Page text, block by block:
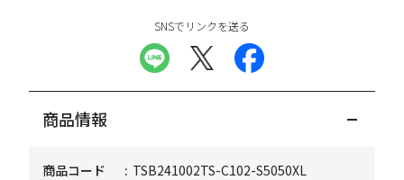
SNSでリンクを送る
商品情報
商品コード
TSB241002TS-C102-S5050XL